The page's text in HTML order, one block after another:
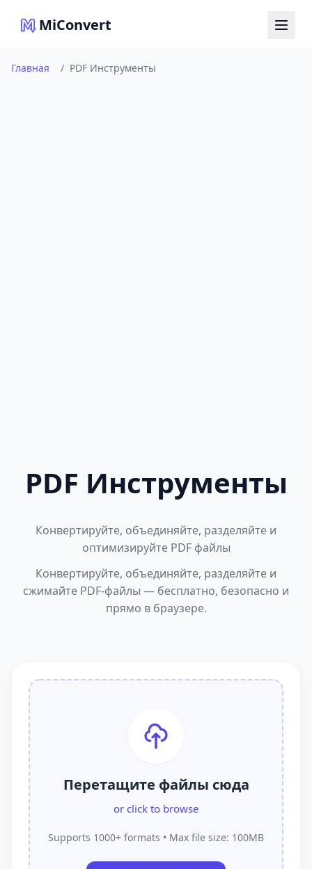
MiConvert
Главная / PDF Инструменты
PDF Инструменты
Конвертируйте, объединяйте, разделяйте и
оптимизируйте PDF файлы
Конвертируйте, объединяйте, разделяйте и
сжимайте PDF-файлы — бесплатно, безопасно и
прямо в браузере.
Перетащите файлы сюда
or click to browse
Supports 1000+ formats • Max file size: 100MB